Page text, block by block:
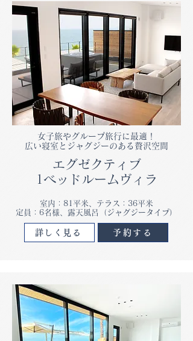
女子旅やグループ旅行に最適！
広い寝室とジャグジーのある贅沢空間
エグゼクティブ
1ベッドルームヴィラ
室内：81平米、テラス：36平米
​定員：6名様、露天風呂（ジャグジータイプ）
詳しく見る 予約する